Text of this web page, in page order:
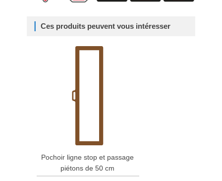
Ces produits peuvent vous intéresser
Pochoir ligne stop et passage
piétons de 50 cm